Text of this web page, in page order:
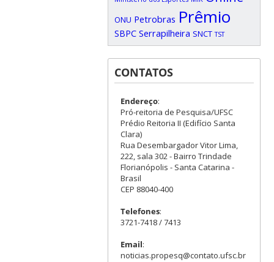
ONU Petrobras Prêmio
SBPC Serrapilheira SNCT TST
CONTATOS
Endereço:
Pró-reitoria de Pesquisa/UFSC
Prédio Reitoria II (Edifício Santa
Clara)
Rua Desembargador Vitor Lima,
222, sala 302 - Bairro Trindade
Florianópolis - Santa Catarina -
Brasil
CEP 88040-400
Telefones:
3721-7418 / 7413
Email:
noticias.propesq@contato.ufsc.br